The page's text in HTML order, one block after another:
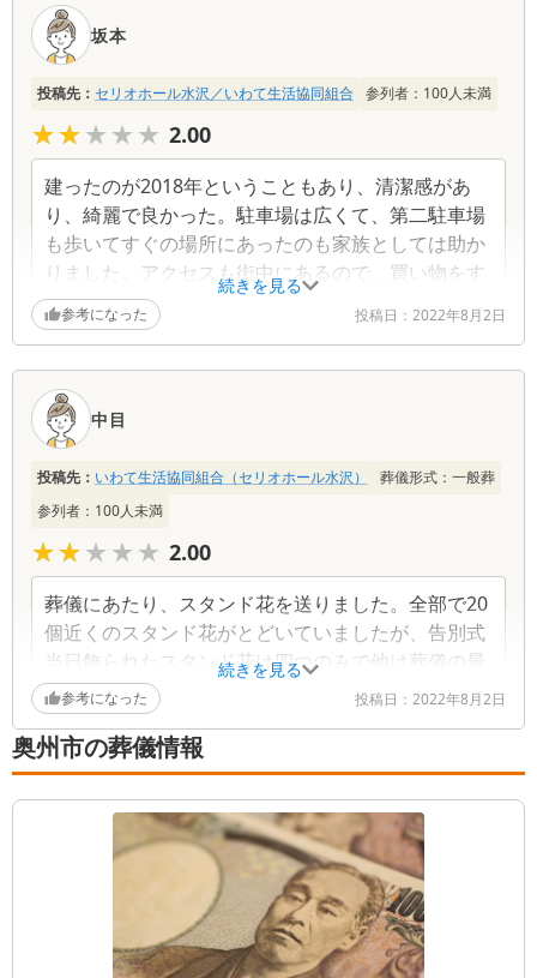
打合せでは、大変丁寧に、何度か変更や迷いもあった
が、答えて下さり、納得のいくものだった。
さんも実家の寺だったので、気心が知れていて助けて
頂いた。進行も準備もしっかりとして頂いた。
担当の方が、テキパキと動いて下さった。葬儀と直接
関係ない話もしたが、それによってより身近に感じら
れ、信頼が深まった。1人で行うには、広いお部屋を用
意して頂いたが、何から何まで揃っていて素晴らしい
と思った。供花は、綺麗に飾って頂いた。
める事が出来た。割引があったり、積み立てていた分
も費用に回す事が出来て良かった。
今回、本当に力になって頂いた。葬儀までの事だけで
なく、位牌も新しくしたり、初盆用の返礼品や提灯等
も、色々選んで頂いた。1人で心細かったが、本当に良
くして頂いて感謝でいっぱい。自分の出来る範囲で、
満足のいくように出来て良かった。
続きを見る
坂本
投稿先： セリオホール水沢／いわて生活協同組合 参列者： 100人未満
★★★★★
★★★★★ 2.00
建ったのが2018年ということもあり、清潔感があ
り、綺麗で良かった。駐車場は広くて、第二駐車場
も歩いてすぐの場所にあったのも家族としては助か
りました。アクセスも街中にあるので、買い物をす
るにも困らず、火葬場も近く、親戚も集まりやすい
場所だったと思います。
参考になった 投稿日： 2022年8月2日
続きを見る
中目
投稿先： いわて生活協同組合（セリオホール水沢） 葬儀形式： 一般葬
参列者： 100人未満
★★★★★
★★★★★ 2.00
葬儀にあたり、スタンド花を送りました。全部で20
個近くのスタンド花がとどいていましたが、告別式
当日飾られたスタンド花は四つのみで他は葬儀の最
中に会場の裏でバラされて、参列した方へ配られて
いました。花を送った方はどのような花が届いたか
自分の目で確認したかったと思いますし、葬儀会場
を彩るために送っているのに葬儀が終わる前にバラ
すのはどうかと思いました。
参考になった 投稿日： 2022年8月2日
奥州市の葬儀情報